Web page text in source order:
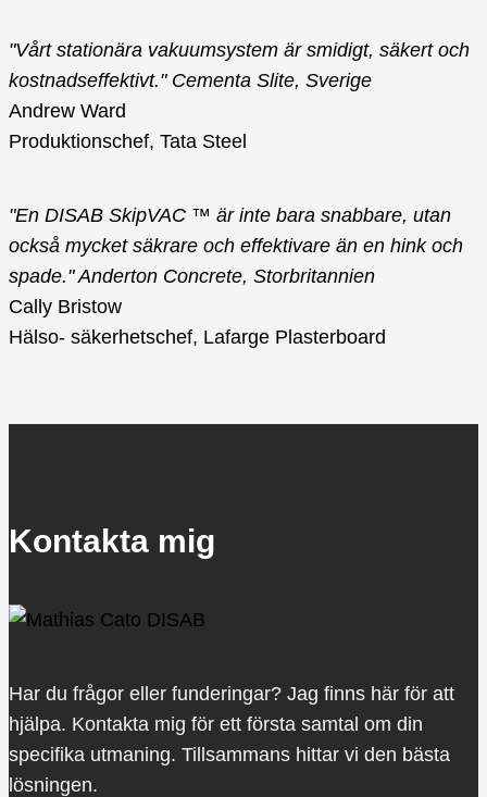
"Vårt stationära vakuumsystem är smidigt, säkert och
kostnadseffektivt." Cementa Slite, Sverige
Andrew Ward
Produktionschef, Tata Steel
"En DISAB SkipVAC ™ är inte bara snabbare, utan
också mycket säkrare och effektivare än en hink och
spade." Anderton Concrete, Storbritannien
Cally Bristow
Hälso- säkerhetschef, Lafarge Plasterboard
Kontakta mig
Har du frågor eller funderingar? Jag finns här för att
hjälpa. Kontakta mig för ett första samtal om din
specifika utmaning. Tillsammans hittar vi den bästa
lösningen.